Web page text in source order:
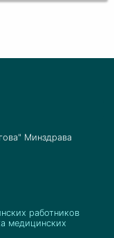
Минздрава
работников
медицинских